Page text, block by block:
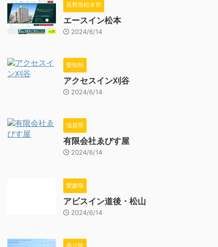
長野県松本市
エースイン松本
2024/6/14
愛知県
アクセスイン刈谷
2024/6/14
滋賀県
有限会社ゑびす屋
2024/6/14
愛媛県
アビスイン道後・松山
2024/6/14